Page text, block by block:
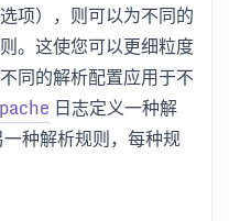
项），则可以为不同的
。这使您可以更细粒度
同的解析配置应用于不
日志定义一种解
种解析规则，每种规